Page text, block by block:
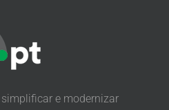
e modernizar